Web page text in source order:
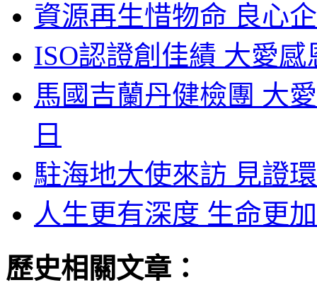
資源再生惜物命 良心
ISO認證創佳績 大愛
馬國吉蘭丹健檢團 大
日
駐海地大使來訪 見證
人生更有深度 生命更
歷史相關文章：